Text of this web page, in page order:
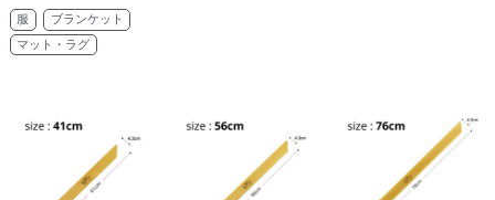
服
ブランケット
マット・ラグ